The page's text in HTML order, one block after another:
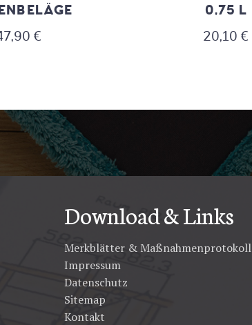
€
0,75 L
20,10 €
Download & Links
Merkblätter & Maßnahmenprotokoll
Impressum
Datenschutz
Sitemap
Kontakt